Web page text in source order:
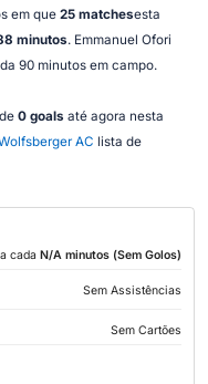
em que 25 matchesesta
minutos. Emmanuel Ofori
90 minutos em campo.
0 goals até agora nesta
AC lista de
cada N/A minutos (Sem Golos)
Sem Assistências
Sem Cartões